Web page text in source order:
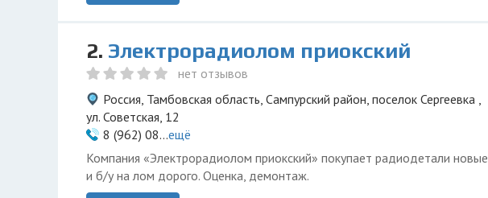
2. Электрорадиолом приокский
нет отзывов
Россия, Тамбовская область, Сампурский район, поселок Сергеевка ,
ул. Советская, 12
8 (962) 08...ещё
Компания «Электрорадиолом приокский» покупает радиодетали новые
и б/у на лом дорого. Оценка, демонтаж.